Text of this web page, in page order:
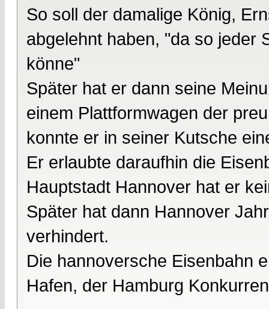
So soll der damalige König,
abgelehnt haben, "da so jeder
könne"
Später hat er dann seine
einem Plattformwagen der
konnte er in seiner Kutsche
Er erlaubte daraufhin die
Hauptstadt Hannover hat er
Später hat dann Hannover
verhindert.
Die hannoversche Eisenbahn
Hafen, der Hamburg